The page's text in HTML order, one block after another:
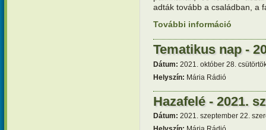
adták tovább a családban, a
További információ
Tematikus nap -
Dátum: 2021. október 28.
Helyszín: Mária Rádió
Hazafelé - 2021.
Dátum: 2021. szeptember 22.